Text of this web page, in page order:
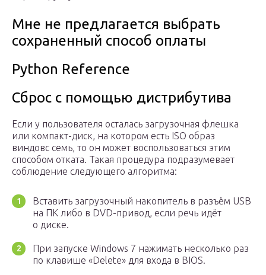
Мне не предлагается выбрать
сохраненный способ оплаты
Python Reference
Сброс с помощью дистрибутива
Если у пользователя осталась загрузочная флешка
или компакт-диск, на котором есть ISO образ
виндовс семь, то он может воспользоваться этим
способом отката. Такая процедура подразумевает
соблюдение следующего алгоритма:
Вставить загрузочный накопитель в разъём USB
на ПК либо в DVD-привод, если речь идёт
о диске.
При запуске Windows 7 нажимать несколько раз
по клавише «Delete» для входа в BIOS.